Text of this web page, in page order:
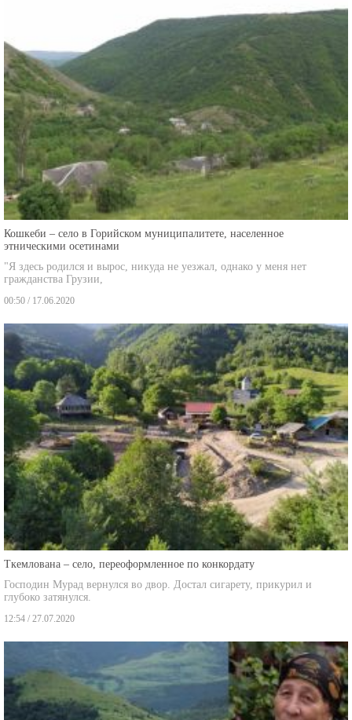
Кошкеби – село в Горийском муниципалитете, населенное
этническими осетинами
"Я здесь родился и вырос, никуда не уезжал, однако у меня нет
гражданства Грузии,
00:50 / 17.06.2020
Ткемлована – село, переоформленное по конкордату
Господин Мурад вернулся во двор. Достал сигарету, прикурил и
глубоко затянулся.
12:54 / 27.07.2020